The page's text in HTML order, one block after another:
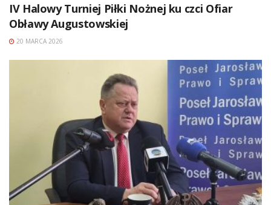
IV Halowy Turniej Piłki Nożnej ku czci Ofiar
Obławy Augustowskiej
20 MARCA 2026